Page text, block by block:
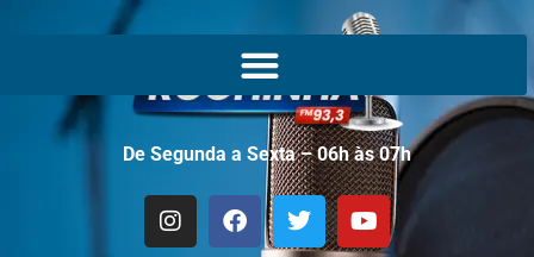
De Segunda a Sexta – 06h às 07h